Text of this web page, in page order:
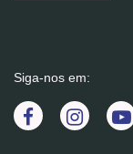
Siga-nos em: